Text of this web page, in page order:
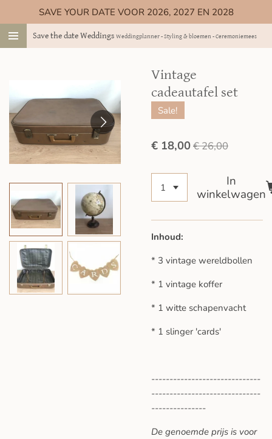
direct
naar
Save the date Weddings Weddingplanner - Styling & bloemen - Ceremoniemeester
SAVE YOUR DATE VOOR 2026, 2027 EN 2028
Vintage
cadeautafel set
Sale!
€ 18,00€ 26,00
In
winkelwagen
Inhoud:
* 3 vintage wereldbollen
* 1 vintage koffer
* 1 witte schapenvacht
* 1 slinger 'cards'
------------------------------
------------------------------
---------------
De genoemde prijs is voor